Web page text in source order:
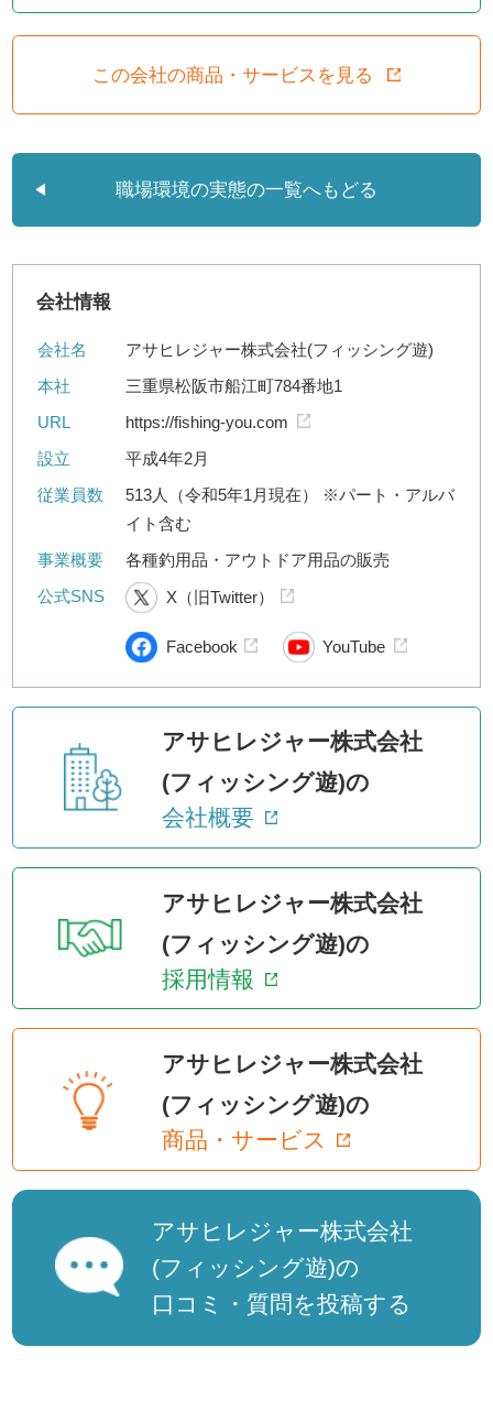
この会社の商品・サービスを見る
職場環境の実態の一覧へもどる
会社情報
会社名
アサヒレジャー株式会社(フィッシング遊)
本社
三重県松阪市船江町784番地1
URL
https://fishing-you.com
設立
平成4年2月
従業員数
513人（令和5年1月現在） ※パート・アルバ
イト含む
事業概要
各種釣用品・アウトドア用品の販売
公式SNS
X（旧Twitter）
Facebook YouTube
アサヒレジャー株式会社
(フィッシング遊)の
会社概要
アサヒレジャー株式会社
(フィッシング遊)の
採用情報
アサヒレジャー株式会社
(フィッシング遊)の
商品・サービス
アサヒレジャー株式会社
(フィッシング遊)の
口コミ・質問を投稿する